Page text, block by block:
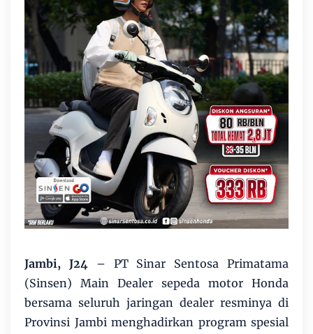
Jambi, J24– PT Sinar Sentosa Primatama
(Sinsen) Main Dealer sepeda motor Honda
bersama seluruh jaringan dealer resminya di
Provinsi Jambi menghadirkan program spesial